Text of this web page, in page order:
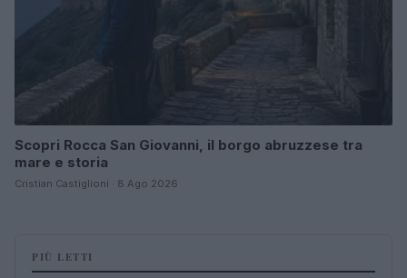
Scopri Rocca San Giovanni, il borgo abruzzese tra
mare e storia
Cristian Castiglioni · 8 Ago 2026
PIÙ LETTI